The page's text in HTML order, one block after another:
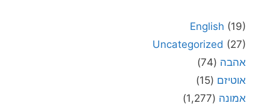
English (19)
Uncategorized (27)
אהבה (74)
אוטיזם (15)
אמונה (1,277)